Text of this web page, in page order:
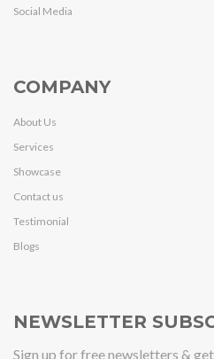
Social Media
COMPANY
About Us
Services
Showcase
Contact us
Testimonial
Blogs
NEWSLETTER
Sign up for free newsletters &